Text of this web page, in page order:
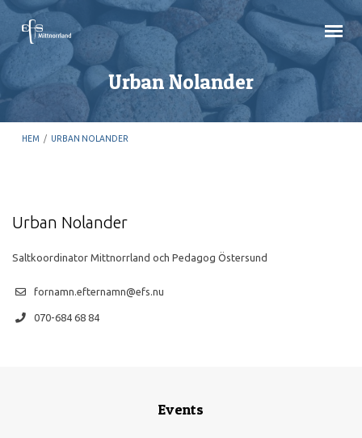
Urban Nolander
HEM / URBAN NOLANDER
Urban Nolander
Saltkoordinator Mittnorrland och Pedagog Östersund
fornamn.efternamn@efs.nu
070-684 68 84
Events